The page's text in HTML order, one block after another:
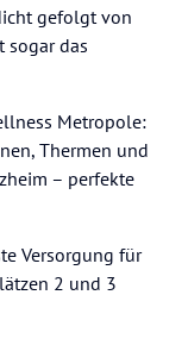
gefolgt von
sogar das
Metropole:
Thermen und
– perfekte
Versorgung für
2 und 3